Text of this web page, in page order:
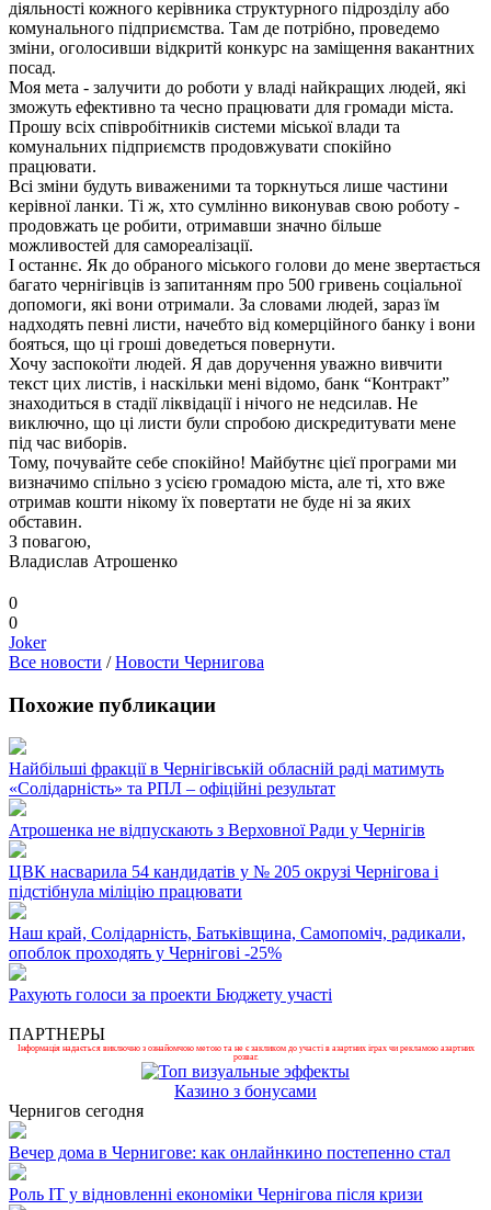
діяльності кожного керівника структурного підрозділу або
комунального підприємства. Там де потрібно, проведемо
зміни, оголосивши відкритй конкурс на заміщення вакантних
посад.
Моя мета - залучити до роботи у владі найкращих людей, які
зможуть ефективно та чесно працювати для громади міста.
Прошу всіх співробітників системи міської влади та
комунальних підприємств продовжувати спокійно
працювати.
Всі зміни будуть виваженими та торкнуться лише частини
керівної ланки. Ті ж, хто сумлінно виконував свою роботу -
продовжать це робити, отримавши значно більше
можливостей для самореалізації.
І останнє. Як до обраного міського голови до мене звертається
багато чернігівців із запитанням про 500 гривень соціальної
допомоги, які вони отримали. За словами людей, зараз їм
надходять певні листи, начебто від комерційного банку і вони
бояться, що ці гроші доведеться повернути.
Хочу заспокоїти людей. Я дав доручення уважно вивчити
текст цих листів, і наскільки мені відомо, банк “Контракт”
знаходиться в стадії ліквідації і нічого не недсилав. Не
виключно, що ці листи були спробою дискредитувати мене
під час виборів.
Тому, почувайте себе спокійно! Майбутнє цієї програми ми
визначимо спільно з усією громадою міста, але ті, хто вже
отримав кошти нікому їх повертати не буде ні за яких
обставин.
З повагою,
Владислав Атрошенко
0
0
Joker
Все новости /Новости Чернигова
Похожие публикации
Найбільші фракції в Чернігівській обласній раді матимуть
«Солідарність» та РПЛ – офіційні результат
Атрошенка не відпускають з Верховної Ради у Чернігів
ЦВК насварила 54 кандидатів у № 205 окрузі Чернігова і
підстібнула міліцію працювати
Наш край, Солідарність, Батьківщина, Самопоміч, радикали,
опоблок проходять у Чернігові -25%
Рахують голоси за проекти Бюджету участі
ПАРТНЕРЫ
Інформація надається виключно з ознайомчою метою та не є закликом до участі в азартних іграх чи рекламою азартних
розваг.
Казино з бонусами
Чернигов сегодня
Вечер дома в Чернигове: как онлайнкино постепенно стал
Роль ІТ у відновленні економіки Чернігова після кризи